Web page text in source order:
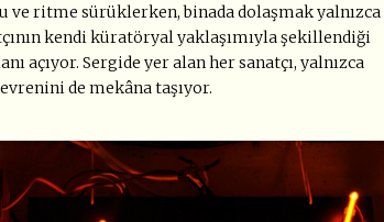
ritme sürüklerken, binada dolaşmak yalnızca
kendi küratöryal yaklaşımıyla şekillendiği
açıyor. Sergide yer alan her sanatçı, yalnızca
de mekâna taşıyor.